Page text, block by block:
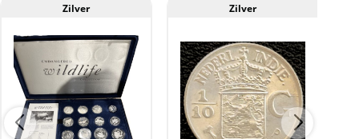
Zilver Zilver